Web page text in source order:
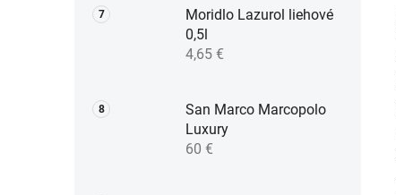
Moridlo Lazurol liehové
0,5l
4,65 €
San Marco Marcopolo
Luxury
60 €